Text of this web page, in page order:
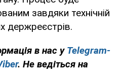
завдяки технічній
держреєстрів.
в нас у Telegram-
. Не ведіться на